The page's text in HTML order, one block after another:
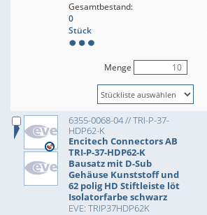
Gesamtbestand:
0
Stück
Menge
6355-0068-04 // TRI-P-37-
HDP62-K
Encitech Connectors AB
TRI-P-37-HDP62-K
Bausatz mit D-Sub
Gehäuse Kunststoff und
62 polig HD Stiftleiste löt
Isolatorfarbe schwarz
EVE: TRIP37HDP62K